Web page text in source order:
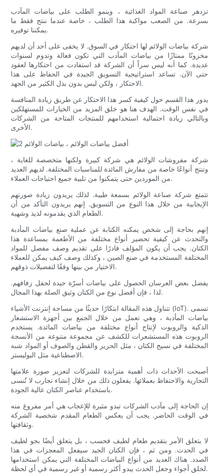
تزدهر صناعة المواد الغذائية ، وينمو الطلب على بياضات المآدب
بسرعة. من الصعب مواكبة هذا الطلب ، خاصة عندما ننتج فقط ما
يمكننا توفيره.
شركة بياضات الولائم لها احتكار في السوق. لا يخفى على أحد أن لديهم
مخزونًا ممتازًا من بياضات المآدب التي تكون فعالة وتدوم لسنوات
عديدة. كما أنه ليس سراً أن الشركة قد استفادت من احتكارها لعقود
حتى الآن. تساعد استراتيجية التسويق الجيدة في الحفاظ على هذا
الاحتكار ، ولكن ليس بدون بذل الكثير من الجهد.
يدور هذا القسم حول كيفية كسر هذا الاحتكار عن طريق زيادة المنافسة
في نفس الوقت. الهدف هنا هو خلق المزيد من الخيارات للمستهلكين
وبالتالي زيادة احتمالية استخدامهم للمنتجات المتاحة من الشركات
الأخرى.
شركة مفروشات الولائم هي شركة كبيرة ولكنها متخصصة للغاية ،
وتنتج أنواعًا خاصة من مفارش المائدة للمناسبات المختلفة. لديهم العديد
من الموردين حتى يتمكنوا من تلبية جميع احتياجات العملاء.
تتمتع شركة صناعة الولائم بسمعة طيبة. لذلك يريدون زيادة صورتهم
الإيجابية من خلال هذا النوع من التسويق. إنهم يريدون التأكد من أن
الطعام الذي يقدمونه لذيذ وشهية.
إنهم بحاجة إلى شخص يمكنه الكتابة عن عملية صنع بياضات المأدبة
والتحدث عن كيفية تحضير أنواع مختلفة من الأطعمة بمساعدة هذا
الكتان. يجب أن يكون المؤلف قادرًا على تقديم وصف مفصل للمواد
المختلفة المستخدمة في صنع الصين ، وكذلك وصف كيف يمكن للعملاء
الاختيار من بينها وفقًا لتفضيلات ذوقهم.
يفضل بعض العرسان الحصول على بياضات أسرّة جيدة لحفل زفافهم.
لذا ، فإن أفضل نوع من الكتان وثيق الصلة بهذا المجال.
تتناول هذه المقالة ابتكارًا حديثًا من مساحة إنترنت الأشياء (IoT). تسمى
بياضات المأدبة ، وهي تعمل من خلال الجمع بين أجهزة الاستشعار
الذكية والروبوت لإنتاج أنواع مختلفة من بياضات المائدة. يستخدم
الروبوت هذه المستشعرات للكشف عن مجموعة متنوعة من الأنسجة
المختلفة في نسيج الكتان ، مثل الحرير والقطن والصوف أو المواد شبه
الاصطناعية مثل البوليستر.
أصبحت الأحداث ذات أهمية متزايدة للشركات لتعزيز صورة علامتها
التجارية والاحتفاظ بعملائها. يفعلون ذلك من خلال إنشاء تجارب لا تُنسى
باستخدام عناصر الكتان عالية الجودة.
إن الحاجة إلى مآدب الشركات تبدو مثيرة للإعجاب هي أمر مفروغ منه
في الوقت الحاضر. يجب أن يعكس الطعام المقدم شخصية الشركة
وثقافتها.
لا يتعلق الأمر بتقديم طعام لطيف فحسب ، بل يتعلق أيضًا بجو لطيف
في الحدث. ومن ثم ، فإن الكتان الجيد سيفعل المعجزات في هذا
الصدد. هناك العديد من أنواع البياضات المختلفة التي يمكن استخدامها
لخلق أجواء وجعل الحدث يبدو أكثر رسمية أو غير رسمية في أي لحظة.